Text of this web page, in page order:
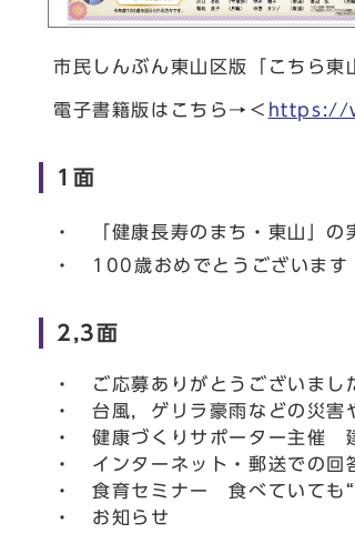
市民しんぶん東山区版「こちら
電子書籍版はこちら→＜ https://
1面
・ 「健康長寿のまち・東山」の
・ 100歳おめでとうございます
2,3面
・ ご応募ありがとうございまし
・ 台風，ゲリラ豪雨などの災害
・ 健康づくりサポーター主催
・ インターネット・郵送での
・ 食育セミナー 食べていても“
・ お知らせ